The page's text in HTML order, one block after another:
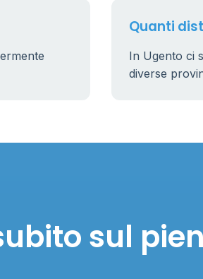
Quanti
In Ugento ci
diverse
sul